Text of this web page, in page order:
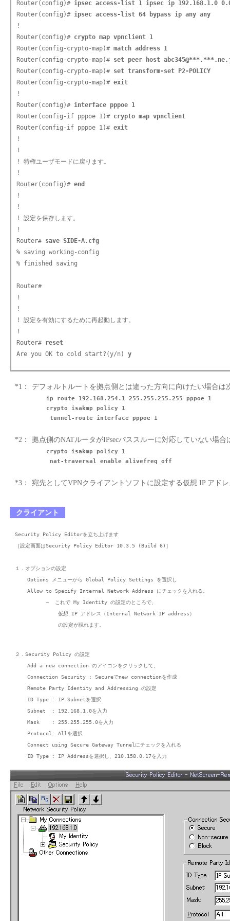
Router(config)# ipsec access-list 1 ipsec ip 192.168.1.0
Router(config)# ipsec access-list 64 bypass ip any any
!
Router(config)# crypto map vpnclient 1
Router(config-crypto-map)# match address 1
Router(config-crypto-map)# set peer host
Router(config-crypto-map)# set transform-set P2-POLICY
Router(config-crypto-map)# exit
!
Router(config)# interface pppoe 1
Router(config-if pppoe 1)# crypto map vpnclient
Router(config-if pppoe 1)# exit
!
!
! 特権ユーザモードに戻ります。
!
Router(config)# end
!
!
! 設定を保存します。
!
Router# save SIDE-A.cfg
% saving working-config
% finished saving
Router#
!
!
! 設定を有効にするために再起動します。
!
Router# reset
Are you OK to cold start?(y/n) y
*1： デフォルトルートを拠点側とは違った方向に向けたい場合は
ip route 192.168.254.1 255.255.255.255 pppoe 1
crypto isakmp policy 1
*2： 拠点側のNATルータがIPsecパススルーに対応していない場
crypto isakmp policy 1
*3： 宛先としてVPNクライアントソフトに設定する仮想 IP アド
クライアント
Security Policy Editorを立ち上げます
［設定画面はSecurity Policy Editor 10.3.5 (Build 6)］
１．オプションの設定
    Options メニューから Global Policy Settings を選択し
    Allow to Specify Internal Network Address にチェックを入れる。
          →  これで My Identity の設定のところで、
              仮想 IP アドレス（Internal Network IP address）
２．Security Policy の設定
    Add a new connection のアイコンをクリックして、
    Connection Security : Secureでnew connectionを作成
    Remote Party Identity and Addressing の設定
    ID Type : IP Subnetを選択
    Subnet  : 192.168.1.0を入力
    Mask    : 255.255.255.0を入力
    Protocol: Allを選択
    Connect using Secure Gateway Tunnelにチェックを入れる